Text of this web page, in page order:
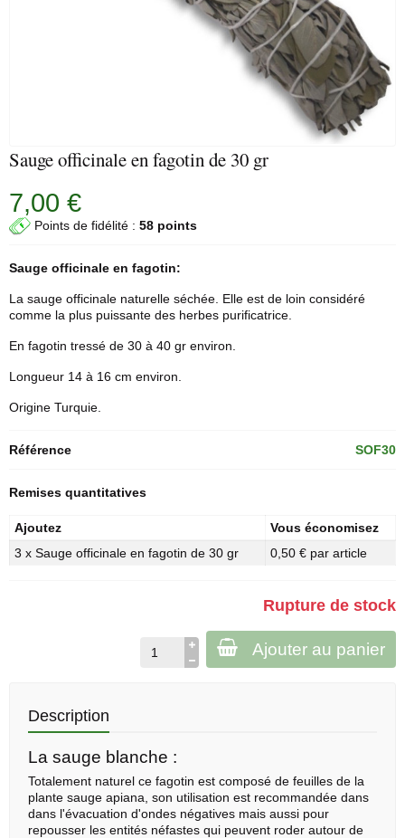
Sauge officinale en fagotin de 30 gr
7,00 €
Points de fidélité : 58 points
Sauge officinale en fagotin:
La sauge officinale naturelle séchée. Elle est de loin considéré
comme la plus puissante des herbes purificatrice.
En fagotin tressé de 30 à 40 gr environ.
Longueur 14 à 16 cm environ.
Origine Turquie.
Référence SOF30
Remises quantitatives
Ajoutez
Vous économisez
3 x Sauge officinale en fagotin de 30 gr
0,50 € par article
Rupture de stock
Ajouter au panier
Description
La sauge blanche :
Totalement naturel ce fagotin est composé de feuilles de la
plante sauge apiana, son utilisation est recommandée dans
dans l'évacuation d'ondes négatives mais aussi pour
repousser les entités néfastes qui peuvent roder autour de